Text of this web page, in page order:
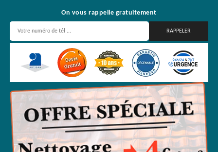
On vous rappelle gratuitement